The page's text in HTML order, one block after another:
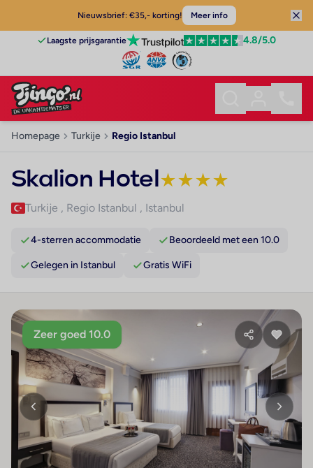
Nieuwsbrief: €35,- korting! Meer info
Laagste prijsgarantie 4.8/5.0
Homepage Turkije Regio Istanbul
Skalion Hotel★★★★
Turkije , Regio Istanbul , Istanbul
4-sterren accommodatie Beoordeeld met een 10.0
Gelegen in Istanbul Gratis WiFi
Zeer goed 10.0